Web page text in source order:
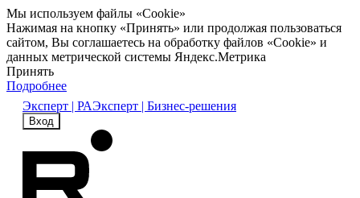
Мы используем файлы «Cookie»
Нажимая на кнопку «Принять» или продолжая пользоваться
сайтом, Вы соглашаетесь на обработку файлов «Cookie» и
данных метрической системы Яндекс.Метрика
Принять
Подробнее
Эксперт | РАЭксперт | Бизнес-решения
Вход